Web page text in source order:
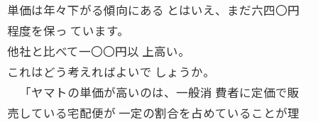
単価は年々下がる傾向にある とはいえ、まだ六四〇円
程度を保っ ています。
他社と比べて一〇〇円以 上高い。
これはどう考えればよいで しょうか。
「ヤマトの単価が高いのは、一般消 費者に定価で販
売している宅配便が 一定の割合を占めていることが理